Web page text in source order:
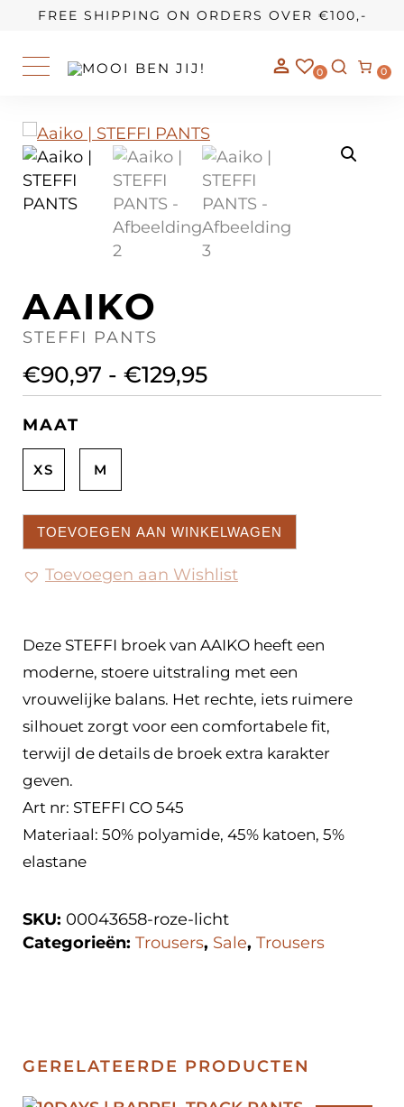
FREE SHIPPING ON ORDERS OVER €100,-
0 0
OUR STORY
AAIKO
STEFFI PANTS
€90,97 - €129,95
MAAT
XS M
TOEVOEGEN AAN WINKELWAGEN
Toevoegen aan Wishlist
Deze STEFFI broek van AAIKO heeft een
moderne, stoere uitstraling met een
vrouwelijke balans. Het rechte, iets ruimere
silhouet zorgt voor een comfortabele fit,
terwijl de details de broek extra karakter
geven.
Art nr: STEFFI CO 545
Materiaal: 50% polyamide, 45% katoen, 5%
elastane
SKU: 00043658-roze-licht
Categorieën: Trousers, Sale, Trousers
GERELATEERDE PRODUCTEN